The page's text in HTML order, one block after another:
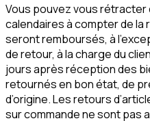
Vous pouvez vous rétracter
calendaires à compter de
seront remboursés, à
de retour, à la charge du
jours après réception des
retournés en bon état, de
d’origine. Les retours
sur commande ne sont pas